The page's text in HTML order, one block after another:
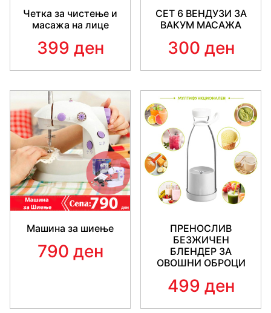
Четка за чистење и
масажа на лице
399 ден
СЕТ 6 ВЕНДУЗИ ЗА
ВАКУМ МАСАЖА
300 ден
Машина за шиење
790 ден
ПРЕНОСЛИВ
БЕЗЖИЧЕН
БЛЕНДЕР ЗА
ОВОШНИ ОБРОЦИ
499 ден